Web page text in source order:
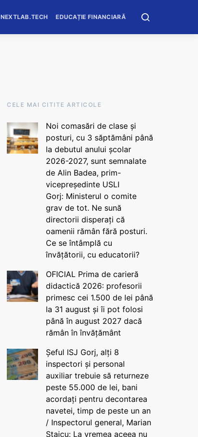
NEXTLAB.TECH EDUCAȚIE FINANCIARĂ
CELE MAI CITITE ARTICOLE
Noi comasări de clase și
posturi, cu 3 săptămâni până
la debutul anului școlar
2026-2027, sunt semnalate
de Alin Badea, prim-
vicepreședinte USLI
Gorj: Ministerul o comite
grav de tot. Ne sună
directorii disperați că
oamenii rămân fără posturi.
Ce se întâmplă cu
învățătorii, cu educatorii?
OFICIAL Prima de carieră
didactică 2026: profesorii
primesc cei 1.500 de lei până
la 31 august și îi pot folosi
până în august 2027 dacă
rămân în învățământ
Șeful ISJ Gorj, alți 8
inspectori și personal
auxiliar trebuie să returneze
peste 55.000 de lei, bani
acordați pentru decontarea
navetei, timp de peste un an
/ Inspectorul general, Marian
Staicu: La vremea aceea nu